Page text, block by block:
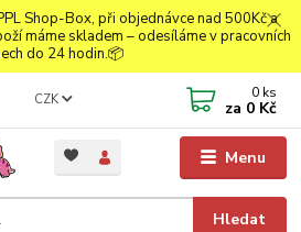
Shop-Box, při objednávce nad 500Kč a
máme skladem – odesíláme v pracovních
do 24 hodin.📦
Menu
CZK
Hledat
0 ks
za 0 Kč